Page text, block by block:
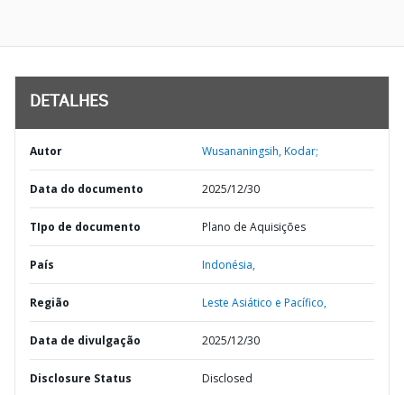
DETALHES
Autor Wusananingsih, Kodar;
Data do documento 2025/12/30
TIpo de documento Plano de Aquisições
País Indonésia,
Região Leste Asiático e Pacífico,
Data de divulgação 2025/12/30
Disclosure Status Disclosed